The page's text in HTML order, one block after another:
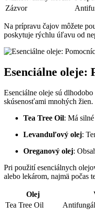
Zázvor
Na prípravu čajov môžete
poskytuje rýchlu úľavu od
Esenciálne oleje:
Esenciálne oleje sú
skúsenosťami mnohých
Tea Tree Oil: Má
Levanduľový olej:
Oreganový olej:
Pri použití esenciálnych
alebo lekárom, najmä počas
Olej
Tea Tree Oil